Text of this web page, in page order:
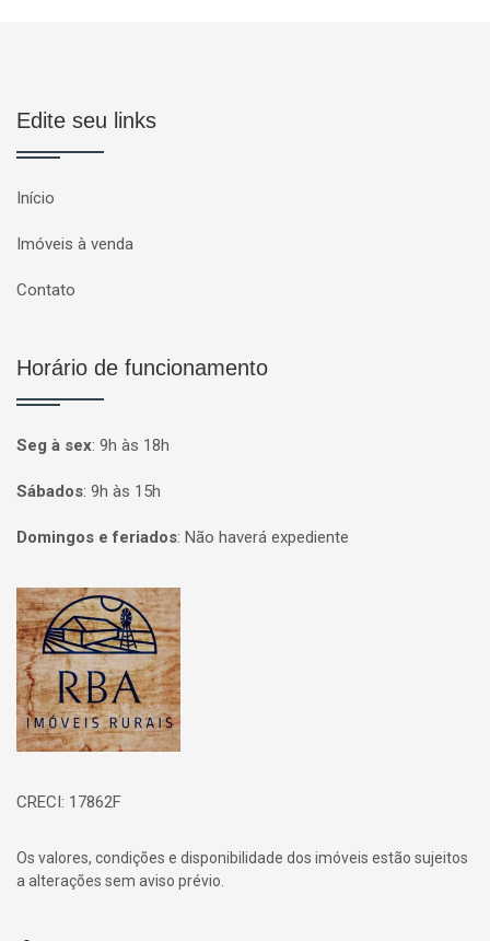
Edite seu links
Início
Imóveis à venda
Contato
Horário de funcionamento
Seg à sex: 9h às 18h
Sábados: 9h às 15h
Domingos e feriados: Não haverá expediente
Página inicial
CRECI: 17862F
Os valores, condições e disponibilidade dos imóveis estão sujeitos
a alterações sem aviso prévio.